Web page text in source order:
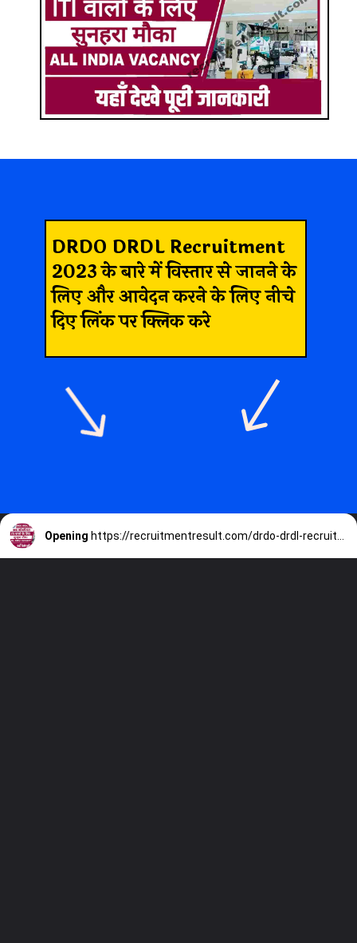
DRDO DRDL Recruitment
2023 के बारे में विस्तार से जानने के
लिए और आवेदन करने के लिए नीचे
दिए लिंक पर क्लिक करे
Opening https://recruitmentresult.com/drdo-drdl-recruitment-2023/